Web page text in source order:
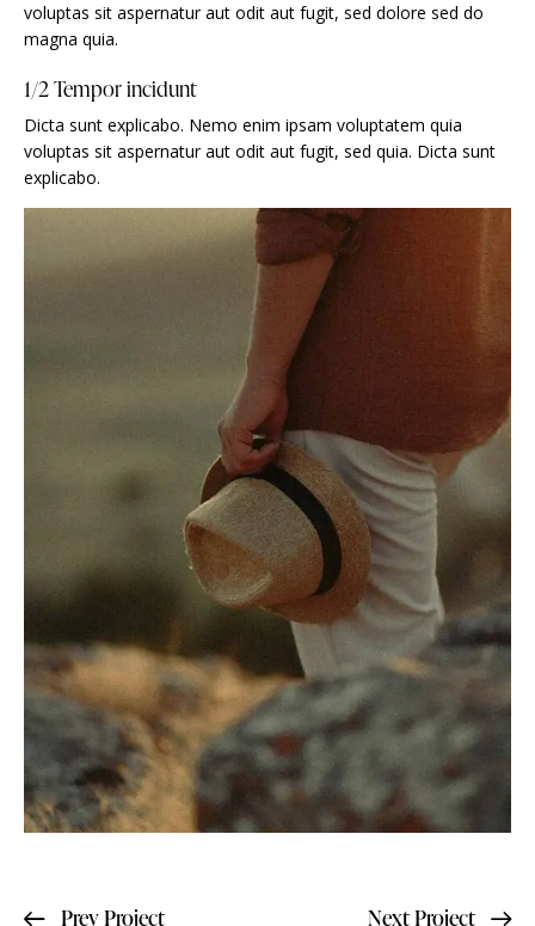
voluptas sit aspernatur aut odit aut fugit, sed dolore sed do
magna quia.
1/2 Tempor incidunt
Dicta sunt explicabo. Nemo enim ipsam voluptatem quia
voluptas sit aspernatur aut odit aut fugit, sed quia. Dicta sunt
explicabo.
Prev Project Next Project